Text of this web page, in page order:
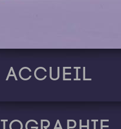
Accueil